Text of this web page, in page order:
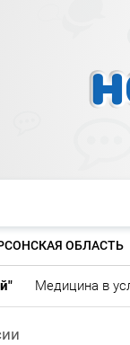
ОБЛАСТЬ
Медицина в